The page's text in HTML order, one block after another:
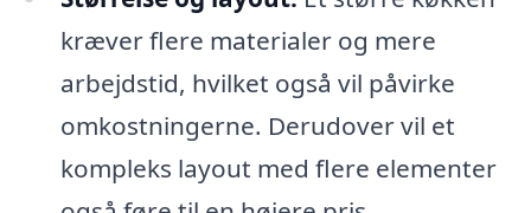
kræver flere materialer og mere
arbejdstid, hvilket også vil påvirke
omkostningerne. Derudover vil et
kompleks layout med flere elementer